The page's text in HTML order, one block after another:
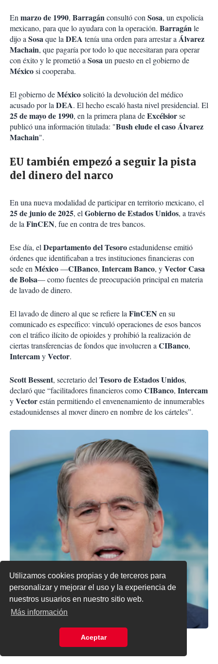
Utilizamos cookies propias y de terceros para
personalizar y mejorar el uso y la experiencia de
nuestros usuarios en nuestro sitio web.
Más información
Aceptar
En marzo de 1990, Barragánconsultó con Sosa, un expolicía
mexicano, para que lo ayudara con la operación. Barragánle
dijo a Sosaque la DEA tenía una orden para arrestar a Álvarez
Machain, que pagaría por todo lo que necesitaran para operar
con éxito y le prometió a Sosaun puesto en el gobierno de
Méxicosi cooperaba.
El gobierno deMéxicosolicitó la devolución del médico
acusado por la DEA. El hecho escaló hasta nivel presidencial. El
25 de mayo de 1990, en la primera plana deExcélsiorse
publicó una información titulada: "Bush elude el caso Álvarez
Machain".
EU también empezó a seguir la pista
del dinero del narco
En una nueva modalidad de participar en territorio mexicano, el
25 de junio de 2025, el Gobierno de Estados Unidos, a través
de la FinCEN, fue en contra de tres bancos.
Ese día, el Departamento del Tesoroestadunidense emitió
órdenes que identificaban a tres instituciones financieras con
sede en México—CIBanco, Intercam Banco, yVector Casa
de Bolsa— como fuentes de preocupación principal en materia
de lavado de dinero.
El lavado de dinero al que se refiere la FinCEN en su
comunicado es específico: vinculó operaciones de esos bancos
con el tráfico ilícito de opioides y prohibió la realización de
ciertas transferencias de fondos que involucren a CIBanco,
IntercamyVector.
Scott Bessent, secretario del Tesoro de Estados Unidos,
declaró que “facilitadores financieros comoCIBanco, Intercam
yVectorestán permitiendo el envenenamiento de innumerables
estadounidenses al mover dinero en nombre de los cárteles”.
Scott Bessent, secretario del Tesoro de Estados Unidos.